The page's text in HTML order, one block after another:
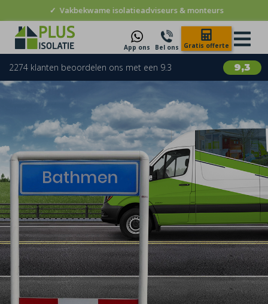
✓ Vakbekwame isolatieadviseurs & monteurs
App ons Bel ons Gratis offerte
9,3
2274 klanten beoordelen ons met een 9.3